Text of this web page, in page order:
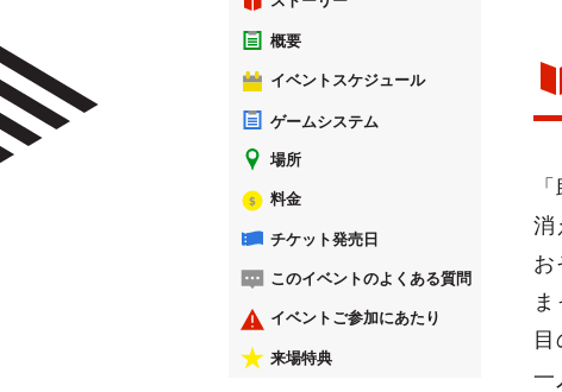
概要
イベントスケジュール
ゲームシステム
場所
料金
チケット発売日
このイベントのよくある質問
イベントご参加にあたり
来場特典
消
お
ま
目
一